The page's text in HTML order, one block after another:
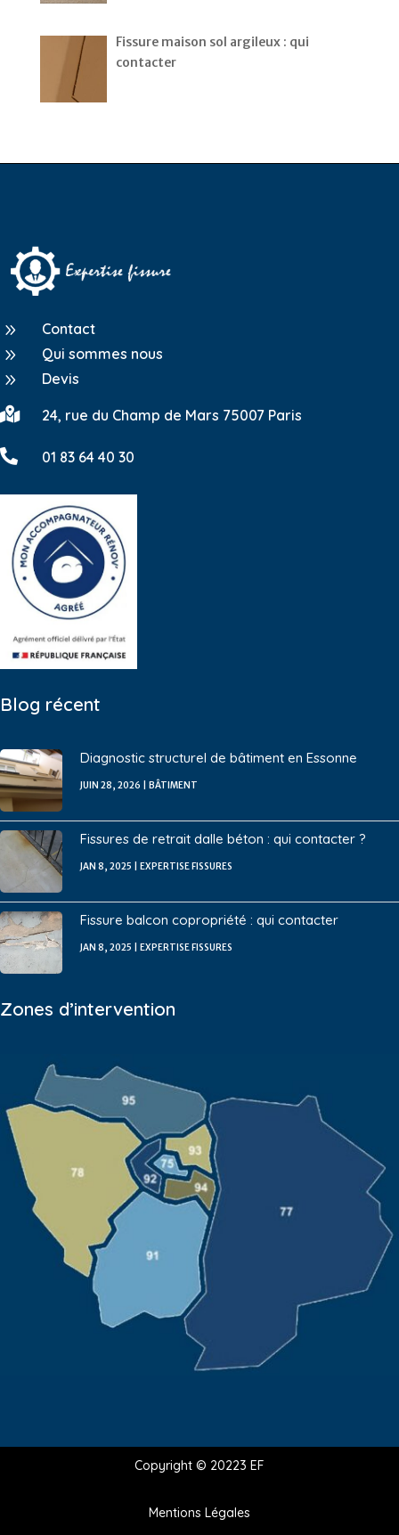
Fissure maison sol argileux : qui
contacter
9 Contact
9 Qui sommes nous
9 Devis
 24, rue du Champ de Mars 75007 Paris
 01 83 64 40 30
Blog récent
Diagnostic structurel de bâtiment en Essonne
JUIN 28, 2026 BÂTIMENT
Fissures de retrait dalle béton : qui contacter ?
JAN 8, 2025 EXPERTISE FISSURES
Fissure balcon copropriété : qui contacter
JAN 8, 2025 EXPERTISE FISSURES
Zones d’intervention
Copyright © 20223 EF
Mentions Légales